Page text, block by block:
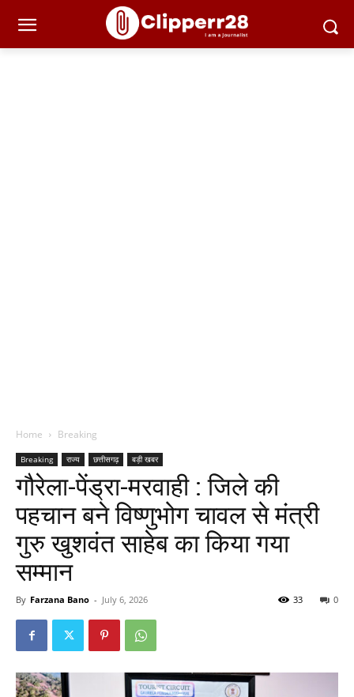
Home Breaking
Breaking राज्य छत्तीसगढ़ बड़ी खबर
गौरेला-पेंड्रा-मरवाही : जिले की
पहचान बने विष्णुभोग चावल से मंत्री
गुरु खुशवंत साहेब का किया गया
सम्मान
By Farzana Bano - July 6, 2026 0
33